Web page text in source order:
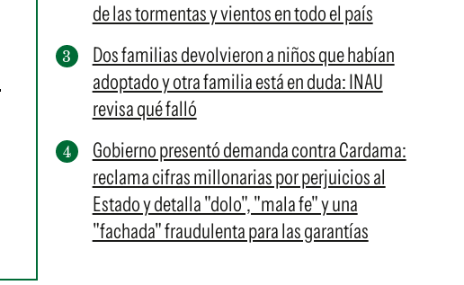
de las tormentas y vientos en todo el país
Dos familias devolvieron a niños que habían
adoptado y otra familia está en duda: INAU
revisa qué falló
Gobierno presentó demanda contra Cardama:
reclama cifras millonarias por perjuicios al
Estado y detalla "dolo", "mala fe" y una
"fachada" fraudulenta para las garantías